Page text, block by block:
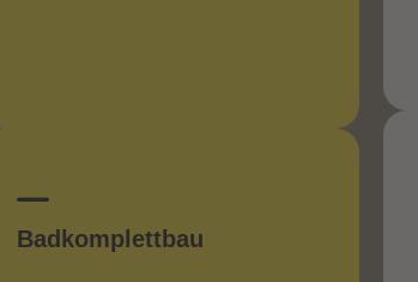
Badkomplettbau